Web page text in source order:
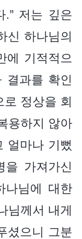
.” 저는 깊은
신 하나님의
에 기적적으
결과를 확인
로 정상을 회
용하지 않아
얼마나 기뻤
을 가져가신
나님에 대한
님께서 내게
셨으니 그분